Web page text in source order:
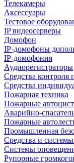
Телекамеры
Аксессуары
Тестовое
IP видеосерверы
Домофон
IP-домофоны
IP-домофония
Аудиорегистраторы
Средства контроля
Средства
Пожарная техника
Пожарные
Аварийно-
Пожарные
Промышленная
Средства и
Системы
Рупорные